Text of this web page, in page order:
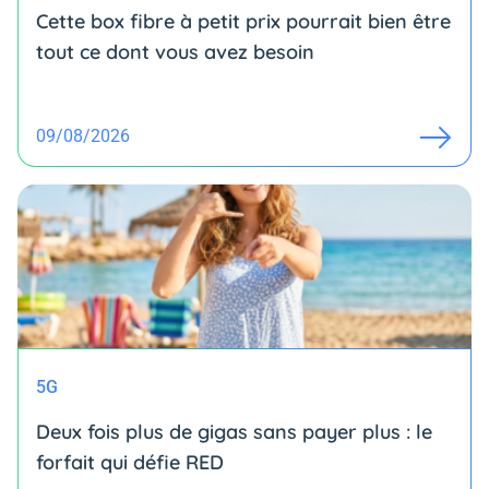
Cette box fibre à petit prix pourrait bien être
tout ce dont vous avez besoin
09/08/2026
5G
Deux fois plus de gigas sans payer plus : le
forfait qui défie RED